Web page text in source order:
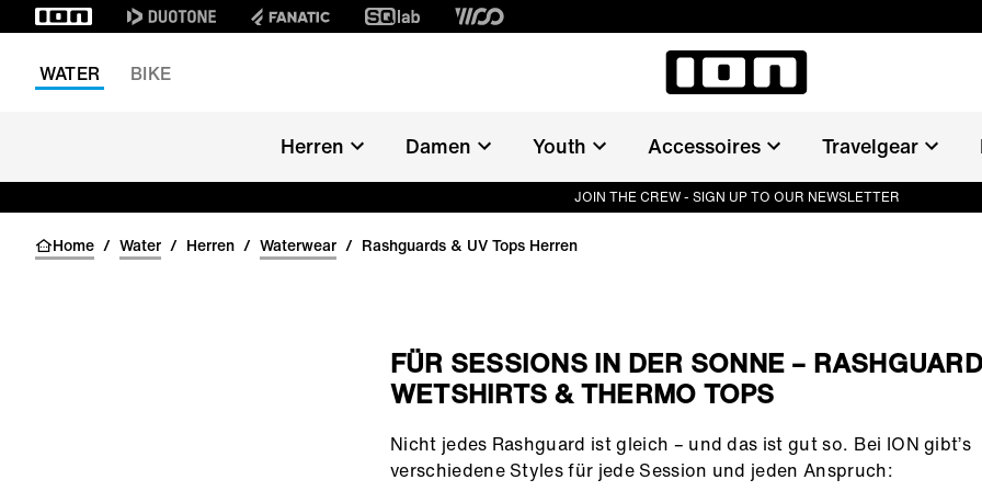
WATER
BIKE
Herren Damen Youth Accessoires Travelgear
JOIN THE CREW - SIGN UP TO OUR NEWSLETTER
Home / Water / Herren / Waterwear / Rashguards & UV Tops Herren
FÜR SESSIONS IN DER SONNE –
WETSHIRTS & THERMO TOPS
()=>i(r.text)
Nicht jedes Rashguard ist gleich – und das ist gut so. Bei ION gibt’s
verschiedene Styles für jede Session und jeden Anspruch: